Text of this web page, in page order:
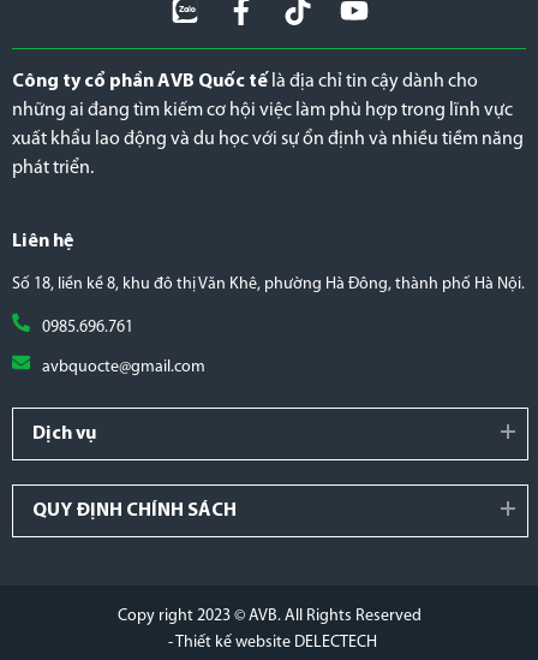
Công ty cổ phần AVB Quốc tế là địa chỉ tin cậy dành cho
những ai đang tìm kiếm cơ hội việc làm phù hợp trong lĩnh vực
xuất khẩu lao động và du học với sự ổn định và nhiều tiềm năng
phát triển.
Liên hệ
Số 18, liền kề 8, khu đô thị Văn Khê, phường Hà Đông, thành phố Hà Nội.
0985.696.761
avbquocte@gmail.com
Dịch vụ
QUY ĐỊNH CHÍNH SÁCH
Copy right 2023 © AVB. All Rights Reserved
- Thiết kế website DELECTECH